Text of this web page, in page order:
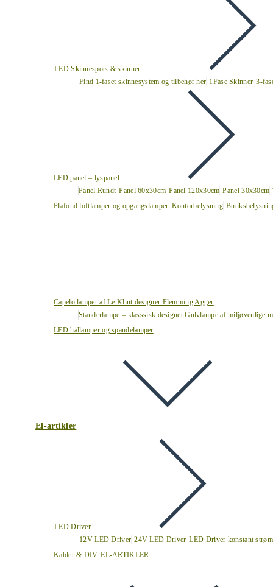
LED Skinnespots & skinner
Find 1-faset skinnesystem og tilbehør her 1Fase Skinner 3-
LED panel – lyspanel
Panel Rundt Panel 60x30cm Panel 120x30cm Panel 30x30cm
Plafond loftlamper og opgangslamper Kontorbelysning
Capelo lamper af Le Klint designer Flemming Agger
Standerlampe – klasssisk designet Gulvlampe af miljøvenlige
LED hallamper og spandelamper
El-artikler
LED Driver
12V LED Driver 24V LED Driver LED Driver konstant strøm
Kabler & DIV. EL-ARTIKLER